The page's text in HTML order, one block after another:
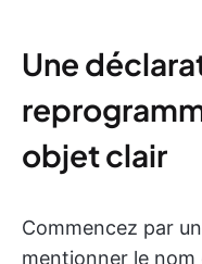
Une
objet clair
Commencez par
mentionner le nom